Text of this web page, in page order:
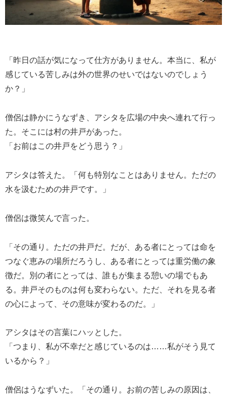
「昨日の話が気になって仕方がありません。本当に、私が
感じている苦しみは外の世界のせいではないのでしょう
か？」
僧侶は静かにうなずき、アシタを広場の中央へ連れて行っ
た。そこには村の井戸があった。
「お前はこの井戸をどう思う？」
アシタは答えた。「何も特別なことはありません。ただの
水を汲むための井戸です。」
僧侶は微笑んで言った。
「その通り。ただの井戸だ。だが、ある者にとっては命を
つなぐ恵みの場所だろうし、ある者にとっては重労働の象
徴だ。別の者にとっては、誰もが集まる憩いの場でもあ
る。井戸そのものは何も変わらない。ただ、それを見る者
の心によって、その意味が変わるのだ。」
アシタはその言葉にハッとした。
「つまり、私が不幸だと感じているのは……私がそう見て
いるから？」
僧侶はうなずいた。「その通り。お前の苦しみの原因は、